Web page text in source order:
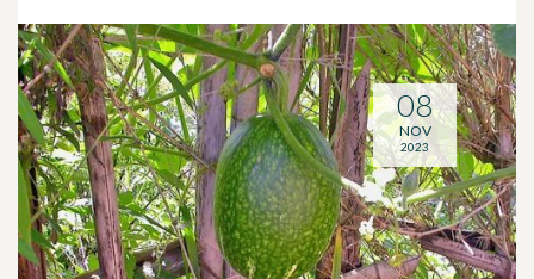
08
NOV
2023